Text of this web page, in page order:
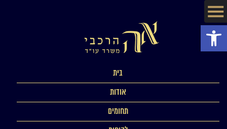
בית
אודות
תחומים
פתח סרגל נגישות